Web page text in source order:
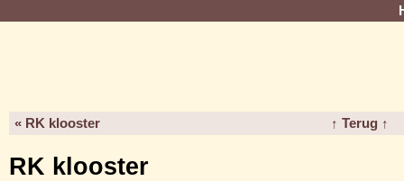
« RK klooster ↑ Terug ↑
RK klooster